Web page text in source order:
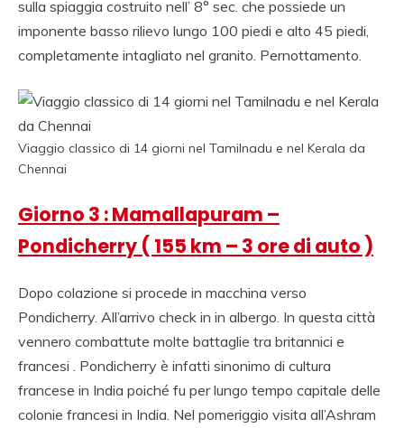
SPECIALISTA
VIAGGIO INDIA,
VIAGGIO AGENZIA
INDIA, RAJASTHAN
VIAGGIO, TOUR
OPERATOR ITALIANO
IN INDIA.
sulla spiaggia costruito nell’ 8° sec. che possiede un
imponente basso rilievo lungo 100 piedi e alto 45 piedi,
completamente intagliato nel granito. Pernottamento.
Viaggio classico di 14 giorni nel Tamilnadu e nel Kerala da
Chennai
Giorno 3 : Mamallapuram –
Pondicherry ( 155 km – 3 ore di auto )
Dopo colazione si procede in macchina verso
Pondicherry. All’arrivo check in in albergo. In questa città
vennero combattute molte battaglie tra britannici e
francesi . Pondicherry è infatti sinonimo di cultura
francese in India poiché fu per lungo tempo capitale delle
colonie francesi in India. Nel pomeriggio visita all’Ashram